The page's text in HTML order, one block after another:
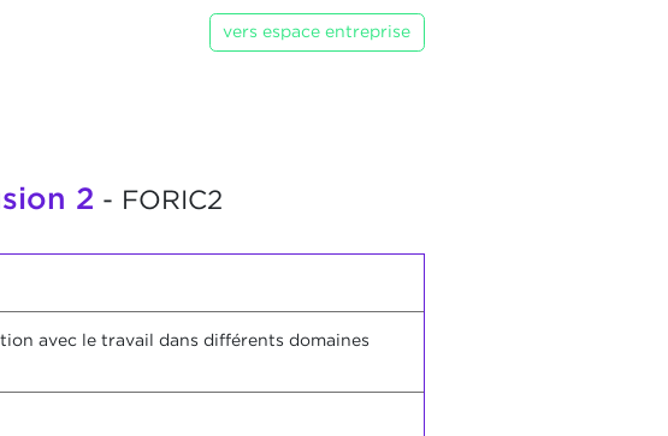
vers espace entreprise
2 - FORIC2
avec le travail dans différents domaines